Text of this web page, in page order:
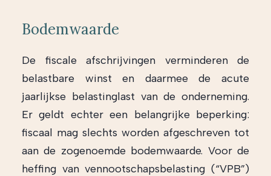
Bodemwaarde
De fiscale afschrijvingen verminderen de
belastbare winst en daarmee de acute
jaarlijkse belastinglast van de onderneming.
Er geldt echter een belangrijke beperking:
fiscaal mag slechts worden afgeschreven tot
aan de zogenoemde bodemwaarde. Voor de
heffing van vennootschapsbelasting (“VPB”)